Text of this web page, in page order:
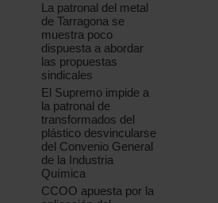
La patronal del metal
de Tarragona se
muestra poco
dispuesta a abordar
las propuestas
sindicales
El Supremo impide a
la patronal de
transformados del
plástico desvincularse
del Convenio General
de la Industria
Química
CCOO apuesta por la